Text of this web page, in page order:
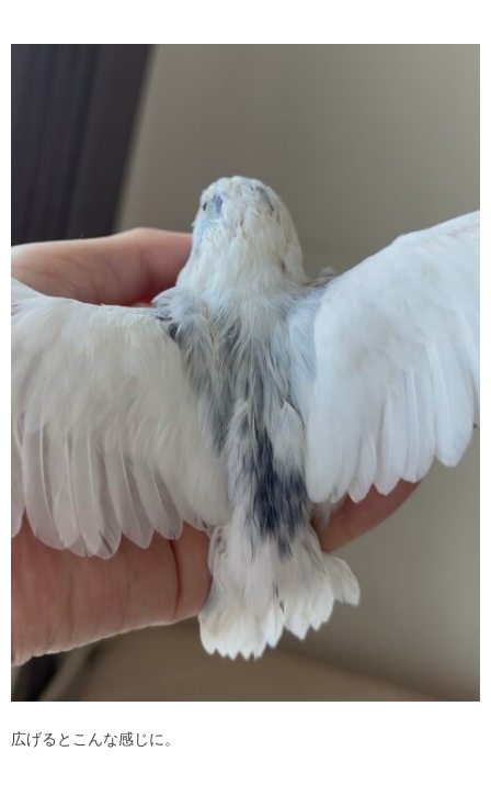
広げるとこんな感じに。